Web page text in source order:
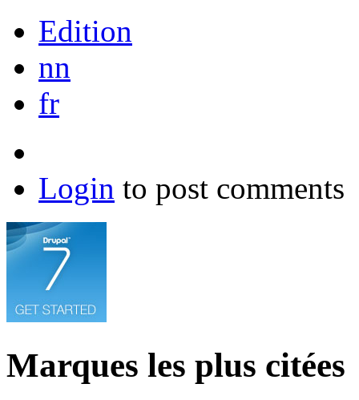
Edition
nn
fr
Login to post comments
Marques les plus citées